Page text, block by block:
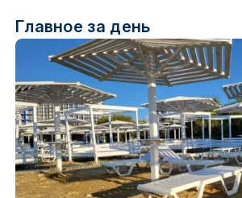
Главное за день